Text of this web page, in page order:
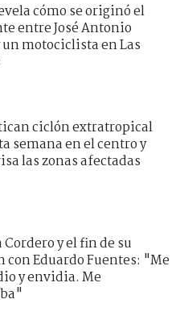
cómo se originó el
entre José Antonio
un motociclista en Las
ciclón extratropical
semana en el centro y
las zonas afectadas
Cordero y el fin de su
con Eduardo Fuentes: "Me
y envidia. Me